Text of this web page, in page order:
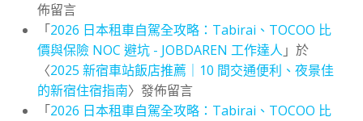
佈留言
「2026 日本租車自駕全攻略：Tabirai、TOCOO 比
價與保險 NOC 避坑 - JOBDAREN 工作達人 」於
〈2025 新宿車站飯店推薦｜10 間交通便利、夜景佳
的新宿住宿指南〉發佈留言
「2026 日本租車自駕全攻略：Tabirai、TOCOO 比